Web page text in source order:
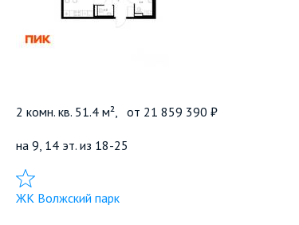
2 комн. кв. 51.4 м², от 21 859 390 ₽
на 9, 14 эт. из 18-25
Добавить в избранное
ЖК Волжский парк